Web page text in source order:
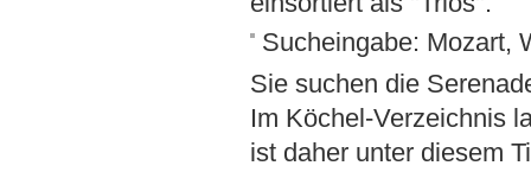
Sucheingabe: Mozart,
Sie suchen die
Im Köchel-Verzeichnis
ist daher unter diesem